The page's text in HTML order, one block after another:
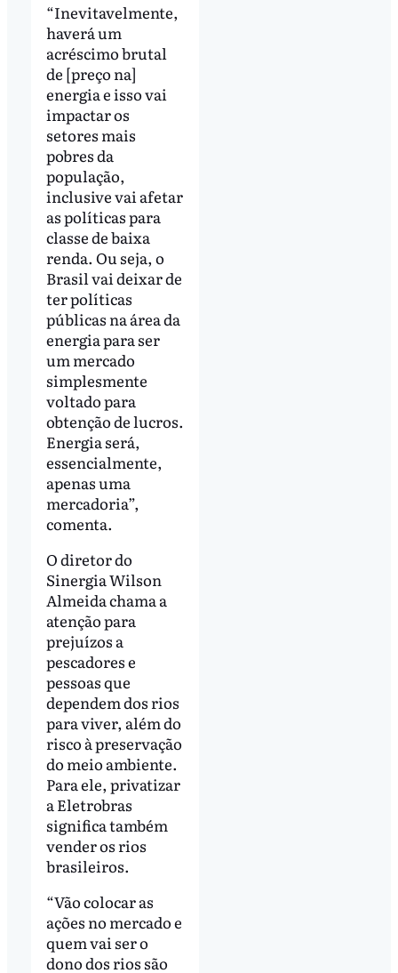
“Inevitavelmente,
haverá um
acréscimo brutal
de [preço na]
energia e isso vai
impactar os
setores mais
pobres da
população,
inclusive vai afetar
as políticas para
classe de baixa
renda. Ou seja, o
Brasil vai deixar de
ter políticas
públicas na área da
energia para ser
um mercado
simplesmente
voltado para
obtenção de lucros.
Energia será,
essencialmente,
apenas uma
mercadoria”,
comenta.
O diretor do
Sinergia Wilson
Almeida chama a
atenção para
prejuízos a
pescadores e
pessoas que
dependem dos rios
para viver, além do
risco à preservação
do meio ambiente.
Para ele, privatizar
a Eletrobras
significa também
vender os rios
brasileiros.
“Vão colocar as
ações no mercado e
quem vai ser o
dono dos rios são